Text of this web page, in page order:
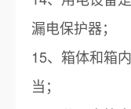
漏电保护器；
15、箱体和箱
当；